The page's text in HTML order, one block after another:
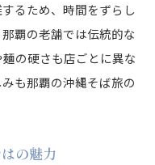
るため、時間をずらし
覇の老舗では伝統的な
の硬さも店ごとに異な
も那覇の沖縄そば旅の
の魅力